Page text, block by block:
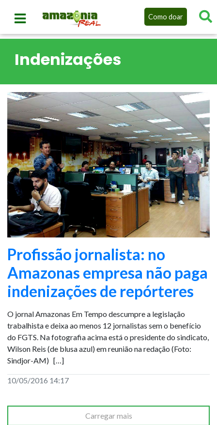
Como doar
Indenizações
Profissão jornalista: no
Amazonas empresa não paga
indenizações de repórteres
O jornal Amazonas Em Tempo descumpre a legislação
trabalhista e deixa ao menos 12 jornalistas sem o benefício
do FGTS. Na fotografia acima está o presidente do sindicato,
Wilson Reis (de blusa azul) em reunião na redação (Foto:
Sindjor-AM) […]
10/05/2016 14:17
Carregar mais